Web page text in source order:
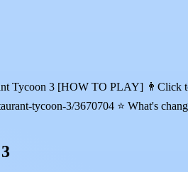
3 [HOW TO PLAY] 👨Click
tycoon-3/3670704 ⭐ What's